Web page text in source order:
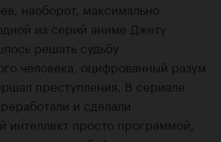
наоборот, максимально
из серий аниме Джету
решать судьбу
человека, оцифрованный разум
преступления. В сериале
и сделали
интеллект просто программой,